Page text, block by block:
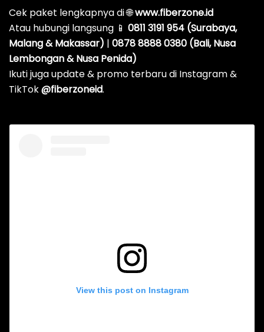
Cek paket lengkapnya di 🌐www.fiberzone.id
Atau hubungi langsung 📱 0811 3191 954 (Surabaya,
Malang & Makassar) | 0878 8888 0380 (Bali, Nusa
Lembongan & Nusa Penida)
Ikuti juga update & promo terbaru di Instagram &
TikTok@fiberzoneid.
View this post on Instagram